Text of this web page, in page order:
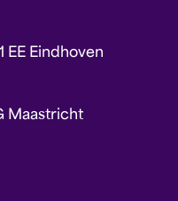
EE Eindhoven
Maastricht